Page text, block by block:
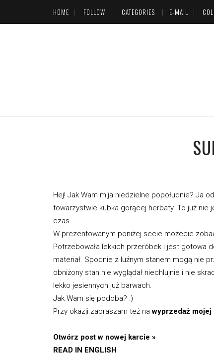
HOME FOLLOW CATEGORIES E-MAIL
Hej! Jak Wam mija niedzielne popołudnie? Ja
towarzystwie kubka gorącej herbaty. To już
czas.
W prezentowanym poniżej secie możecie
Potrzebowała lekkich przeróbek i jest gotowa
materiał. Spodnie z luźnym stanem mogą nie
obniżony stan nie wyglądał niechlujnie i nie
lekko jesiennych już barwach.
Jak Wam się podoba? :)
Przy okazji zapraszam też nawyprzedaż mojej
Otwórz post w nowej karcie »
READ IN ENGLISH